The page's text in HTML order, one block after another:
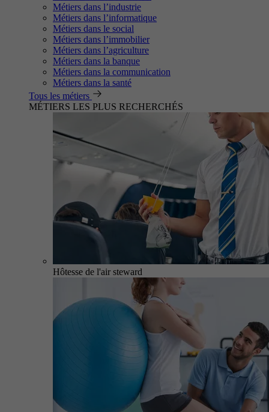
Métiers dans l’industrie
Métiers dans l’informatique
Métiers dans le social
Métiers dans l’immobilier
Métiers dans l’agriculture
Métiers dans la banque
Métiers dans la communication
Métiers dans la santé
Tous les métiers
MÉTIERS LES PLUS RECHERCHÉS
Hôtesse de l'air steward